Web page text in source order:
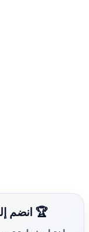
🏆 انضم